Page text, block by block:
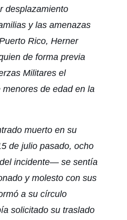
desplazamiento
y las amenazas
Rico, Herner
de forma previa
Militares el
de edad en la
muerto en su
de julio pasado, ocho
incidente— se sentía
y molesto con sus
a su círculo
solicitado su traslado